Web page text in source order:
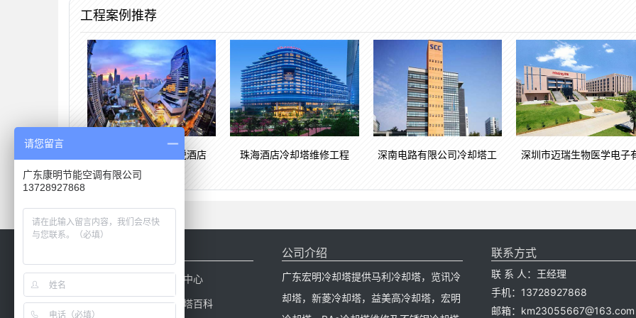
工程案例推荐
冷却塔工程案例柏悦酒店 珠海酒店冷却塔维修工程 深南电路有限公司冷却塔工 深圳市迈瑞生物医学电子
产品中心
冷却塔配件 冷却塔百科
公司介绍
广东宏明冷却塔提供马利冷却塔，览讯冷
却塔，新菱冷却塔，益美高冷却塔，宏明
联系方式
联 系 人：王经理
手机：13728927868
邮箱：km23055667@163.com
请您留言
广东康明节能空调有限公司
13728927868